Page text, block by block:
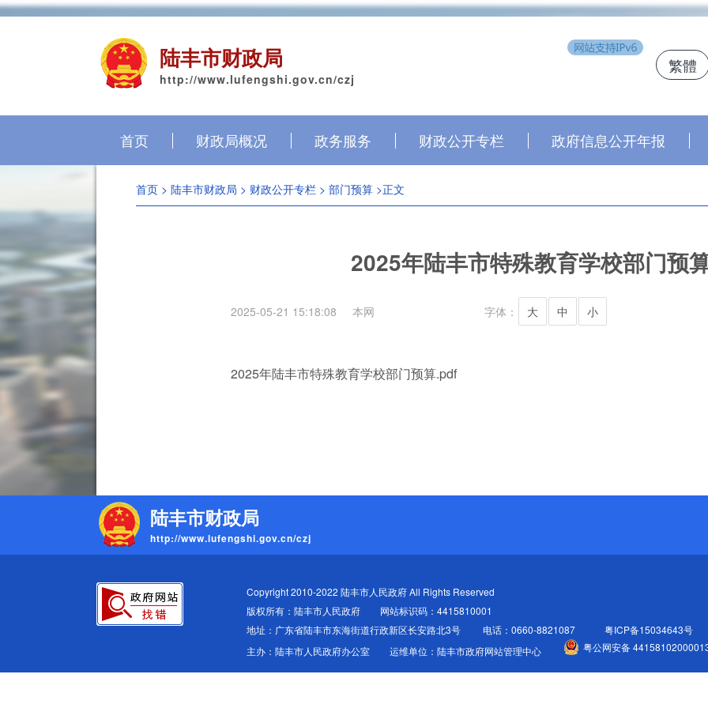
陆丰市财政局
http://www.lufengshi.gov.cn/czj
繁體
首页 财政局概况 政务服务 财政公开专栏 政府信息公开年报
首页 > 陆丰市财政局 > 财政公开专栏 > 部门预算 >正文
2025年陆丰市特殊教育学校部门预
2025-05-21 15:18:08 本网 字体： 大 中 小
2025年陆丰市特殊教育学校部门预算.pdf
陆丰市财政局
http://www.lufengshi.gov.cn/czj
Copyright 2010-2022 陆丰市人民政府 All Rights Reserved
版权所有：陆丰市人民政府
网站标识码：4415810001
地址：广东省陆丰市东海街道行政新区长安路北3号
电话：0660-8821087
粤ICP备15034643号
主办：陆丰市人民政府办公室
运维单位：陆丰市政府网站管理中心 粤公网安备